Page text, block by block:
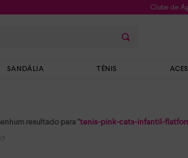
Clube de
SANDÁLIA TÊNIS
resultado para "tenis-pink-cats-infantil-